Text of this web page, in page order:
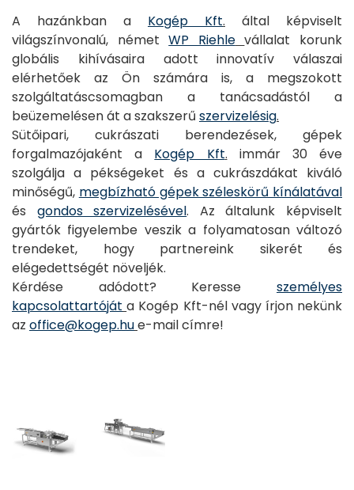
A hazánkban a Kogép Kft. által képviselt
világszínvonalú, németWP Riehle vállalat korunk
globális kihívásaira adott innovatív válaszai
elérhetőek az Ön számára is, a megszokott
szolgáltatáscsomagban a tanácsadástól a
beüzemelésen át a szakszerű szervizelésig.
Sütőipari, cukrászati berendezések, gépek
forgalmazójaként a Kogép Kft. immár 30 éve
szolgálja a pékségeket és a cukrászdákat kiváló
minőségű, megbízható gépek széleskörű kínálatával
és gondos szervizelésével. Az általunk képviselt
gyártók figyelembe veszik a folyamatosan változó
trendeket, hogy partnereink sikerét és
elégedettségét növeljék.
Kérdése adódott? Keresse személyes
kapcsolattartóját a Kogép Kft-nél vagy írjon nekünk
az office@kogep.hue-mail címre!